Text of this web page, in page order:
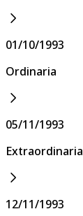
01/10/1993
Ordinaria
05/11/1993
Extraordinaria
12/11/1993